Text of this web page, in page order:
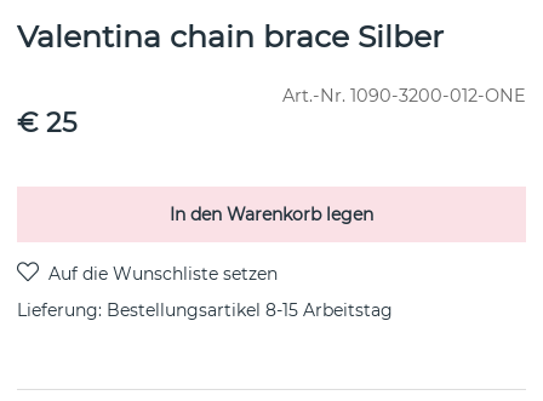
Valentina chain brace Silber
Art.-Nr. 1090-3200-012-ONE
€ 25
In den Warenkorb legen
Lieferung: Bestellungsartikel 8-15 Arbeitstag